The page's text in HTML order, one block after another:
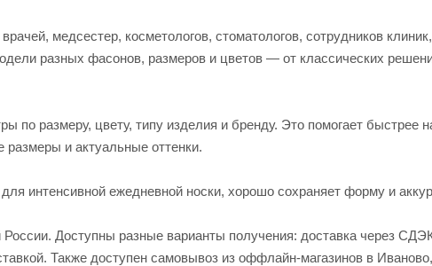
медсестер, косметологов, стоматологов, сотрудников
разных фасонов, размеров и цветов — от классических
по размеру, цвету, типу изделия и бренду. Это помогает быстрее
и актуальные оттенки.
интенсивной ежедневной носки, хорошо сохраняет форму и
Доступны разные варианты получения: доставка через
Также доступен самовывоз из оффлайн-магазинов в